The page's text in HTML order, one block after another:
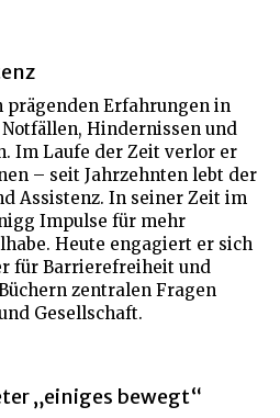
Erfahrungen in
Hindernissen und
Im Laufe der Zeit verlor er
– seit Jahrzehnten lebt der
Assistenz. In seiner Zeit im
Impulse für mehr
Heute engagiert er sich
für Barrierefreiheit und
zentralen Fragen
Gesellschaft.
„einiges bewegt“